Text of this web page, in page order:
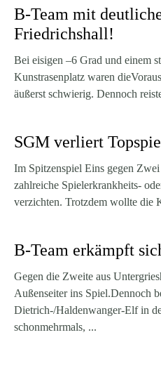
B-Team mit
Friedrichshall!
Bei eisigen –6 Grad und einem
Kunstrasenplatz waren
äußerst schwierig. Dennoch
SGM verliert
Im Spitzenspiel Eins gegen
zahlreiche Spielerkrankheits-
verzichten. Trotzdem wollte die
B-Team erkämpft
Gegen die Zweite aus
Außenseiter ins Spiel.Dennoch
Dietrich-/Haldenwanger-Elf in
schonmehrmals, ...